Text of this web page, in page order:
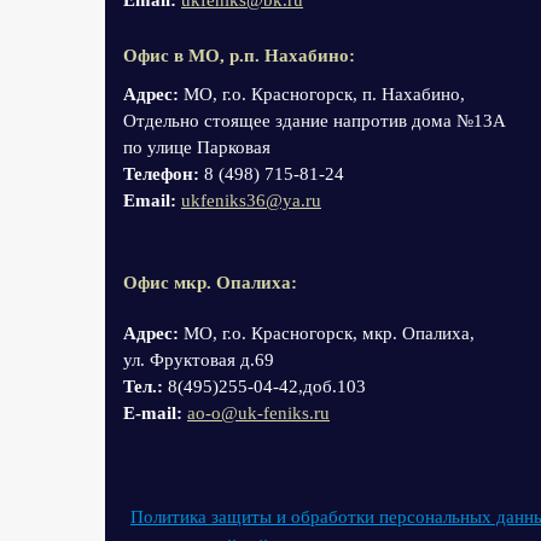
Офис в МО, р.п. Нахабино:
Адрес: МО, г.о. Красногорск, п. Нахабино,
Отдельно стоящее здание напротив дома №13А
по улице Парковая
Телефон: 8 (498) 715-81-24
Email: ukfeniks36@ya.ru
Офис мкр. Опалиха:
Адрес: МО, г.о. Красногорск, мкр. Опалиха,
ул. Фруктовая д.69
Тел.: 8(495)255-04-42,доб.103
Е-mail: ao-o@uk-feniks.ru
Политика защиты и обработки персональных